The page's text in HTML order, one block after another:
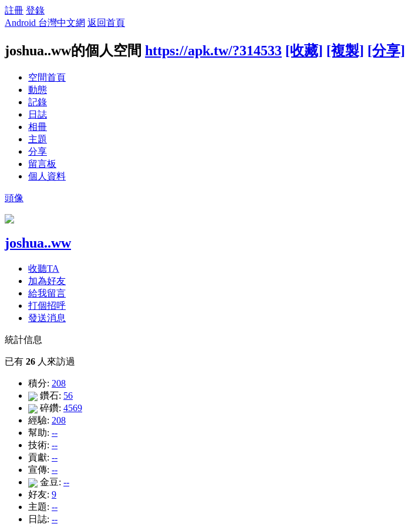
註冊 登錄
Android 台灣中文網 返回首頁
joshua..ww的個人空間 https://apk.tw/?314533 [收藏] [複製] [分享]
空間首頁
動態
記錄
日誌
相冊
主題
分享
留言板
個人資料
頭像
joshua..ww
收聽TA
加為好友
給我留言
打個招呼
發送消息
統計信息
已有 26 人來訪過
積分: 208
鑽石: 56
碎鑽: 4569
經驗: 208
幫助: --
技術: --
貢獻: --
宣傳: --
金豆: --
好友: 9
主題: --
日誌: --